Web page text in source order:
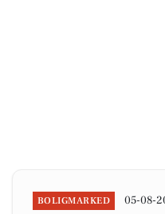
BOLIGMARKED 05-08-